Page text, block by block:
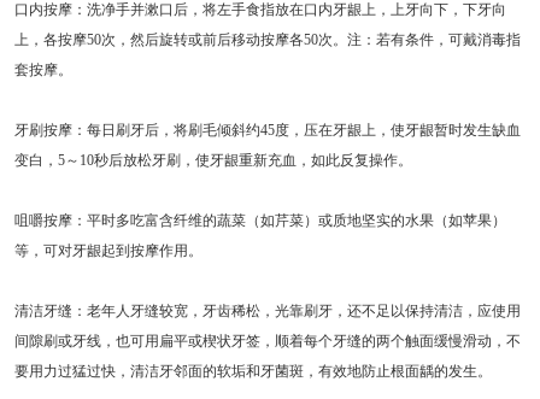
口内按摩：洗净手并漱口后，将左手食指放在口内牙龈上，上牙向下，下牙向
上，各按摩50次，然后旋转或前后移动按摩各50次。注：若有条件，可戴消毒指
套按摩。
牙刷按摩：每日刷牙后，将刷毛倾斜约45度，压在牙龈上，使牙龈暂时发生缺血
变白，5～10秒后放松牙刷，使牙龈重新充血，如此反复操作。
咀嚼按摩：平时多吃富含纤维的蔬菜（如芹菜）或质地坚实的水果（如苹果）
等，可对牙龈起到按摩作用。
清洁牙缝：老年人牙缝较宽，牙齿稀松，光靠刷牙，还不足以保持清洁，应使用
间隙刷或牙线，也可用扁平或楔状牙签，顺着每个牙缝的两个触面缓慢滑动，不
要用力过猛过快，清洁牙邻面的软垢和牙菌斑，有效地防止根面龋的发生。